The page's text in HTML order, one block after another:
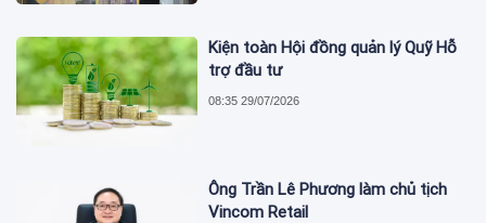
Kiện toàn Hội đồng quản lý Quỹ Hỗ
trợ đầu tư
08:35 29/07/2026
Ông Trần Lê Phương làm chủ tịch
Vincom Retail